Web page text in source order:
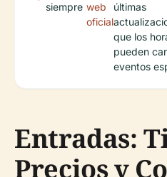
siempre web
oficial
últimas
que los
pueden
eventos
Entradas:
Precios y